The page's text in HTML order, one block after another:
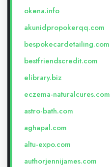
okena.info
akunidpropokerqq.com
bespokecardetailing.com
bestfriendscredit.com
elibrary.biz
eczema-naturalcures.com
astro-bath.com
aghapal.com
altu-expo.com
authorjennijames.com